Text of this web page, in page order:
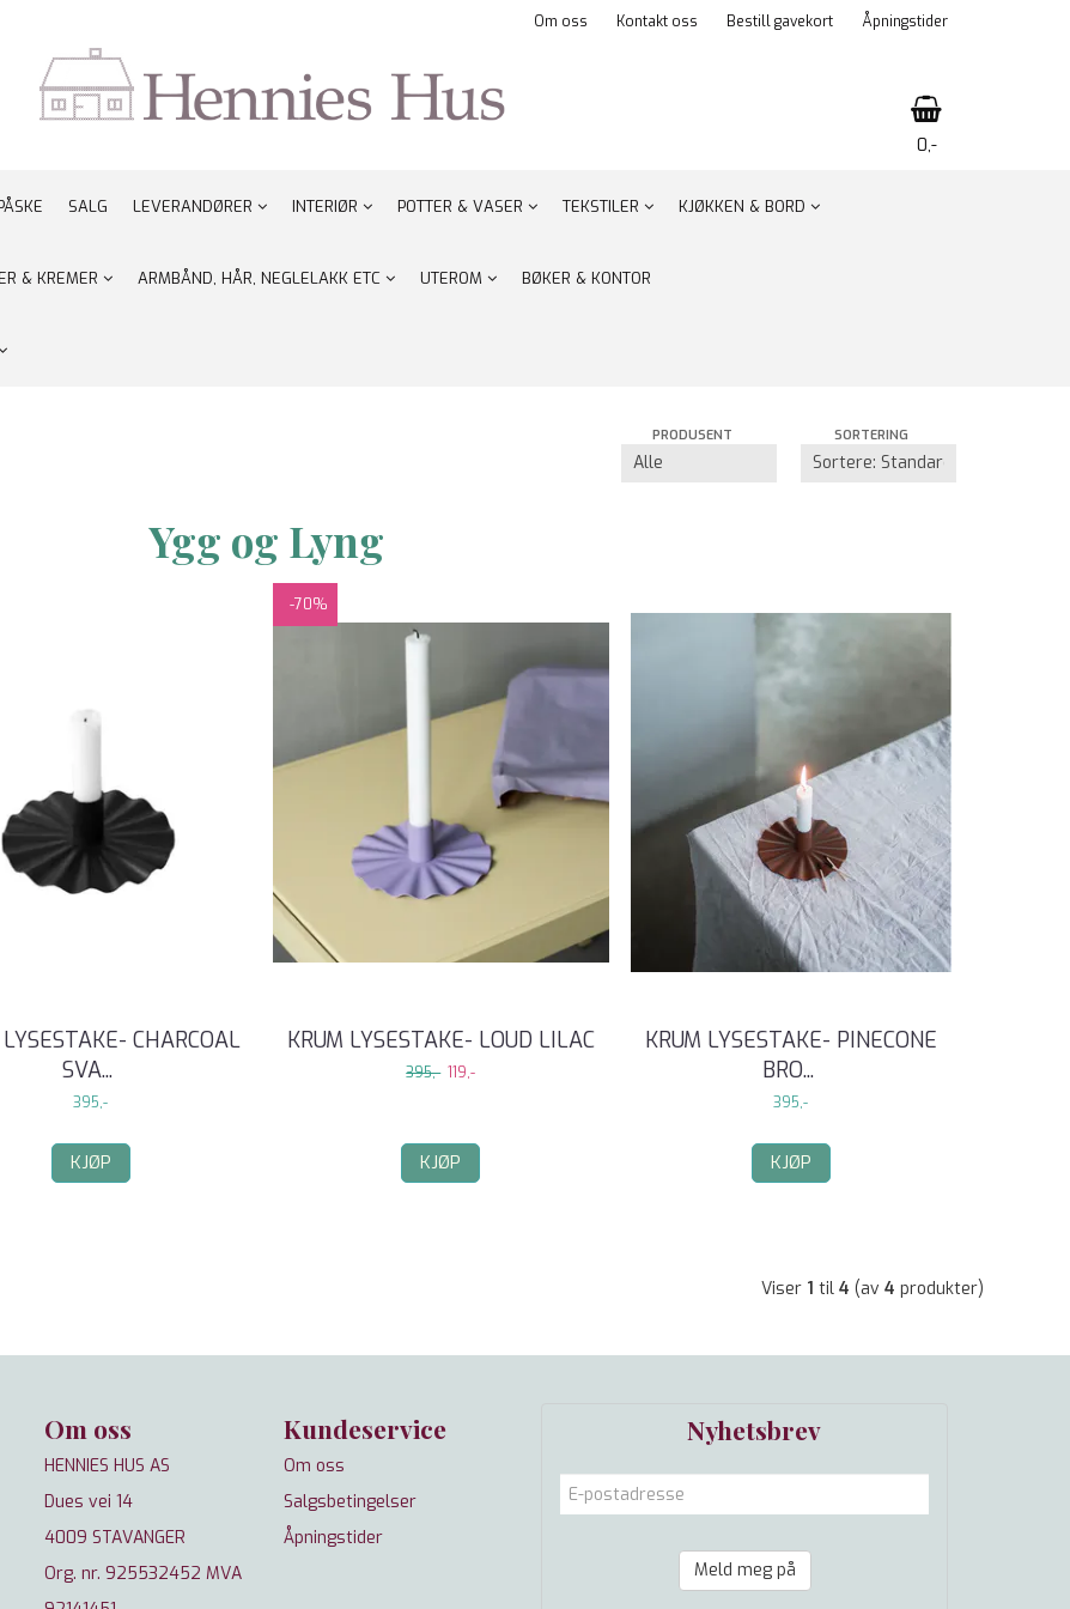
Om oss Kontakt oss Bestill gavekort Åpningstider
0,-
SALG LEVERANDØRER INTERIØR POTTER & VASER TEKSTILER KJØKKEN & BORD
& KREMER ARMBÅND, HÅR, NEGLELAKK ETC UTEROM BØKER & KONTOR
PRODUSENT SORTERING
Ygg og Lyng
CHARCOAL
SVA...
395,-
KJØP
-70%
KRUM LYSESTAKE- LOUD LILAC
395,- 119,-
KJØP
KRUM LYSESTAKE- PINECONE
BRO...
395,-
KJØP
Viser 1 til 4 (av 4 produkter)
Om oss
HENNIES HUS AS
Dues vei 14
4009 STAVANGER
Org. nr. 925532452 MVA
Kundeservice
Om oss
Salgsbetingelser
Åpningstider
Nyhetsbrev
Meld meg på